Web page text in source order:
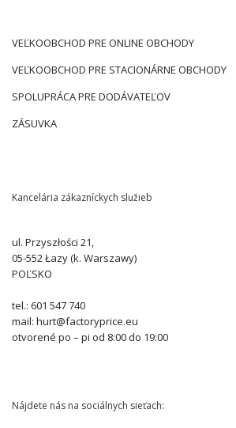
VEĽKOOBCHOD PRE ONLINE OBCHODY
VEĽKOOBCHOD PRE STACIONÁRNE OBCHODY
SPOLUPRÁCA PRE DODÁVATEĽOV
ZÁSUVKA
Kancelária zákazníckych služieb
ul. Przyszłości 21,
05-552 Łazy (k. Warszawy)
POĽSKO
tel.: 601 547 740
mail: hurt@factoryprice.eu
otvorené po – pi od 8:00 do 19:00
Nájdete nás na sociálnych sieťach: